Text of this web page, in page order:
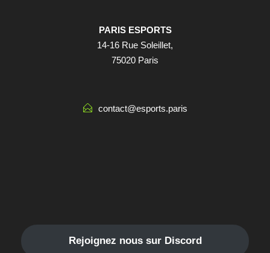
PARIS ESPORTS
14-16 Rue Soleillet,
75020 Paris
contact@esports.paris
Rejoignez nous sur Discord